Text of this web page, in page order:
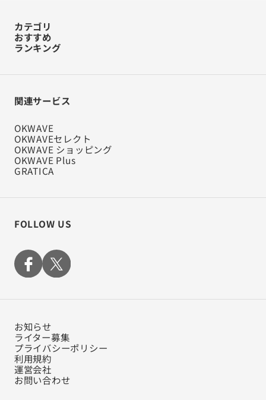
カテゴリ
おすすめ
ランキング
関連サービス
OKWAVE
OKWAVEセレクト
OKWAVE ショッピング
OKWAVE Plus
GRATICA
FOLLOW US
お知らせ
ライター募集
プライバシーポリシー
利用規約
運営会社
お問い合わせ